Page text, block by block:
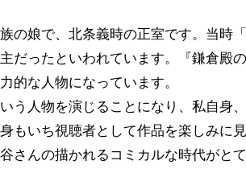
の娘で、北条義時の正室です。当時
だったといわれています。『鎌倉殿
的な人物になっています。
う人物を演じることになり、私自身
もいち視聴者として作品を楽しみに
さんの描かれるコミカルな時代がと